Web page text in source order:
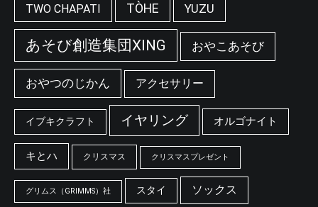
TWO CHAPATI TÒHE YUZU
あそび創造集団XING おやこあそび
おやつのじかん アクセサリー
イブキクラフト イヤリング オルゴナイト
キとハ クリスマス クリスマスプレゼント
グリムス（GRIMMS）社 スタイ ソックス